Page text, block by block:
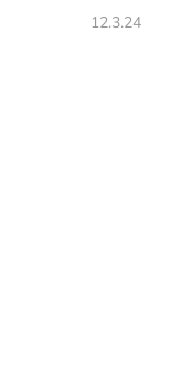
12.3.24